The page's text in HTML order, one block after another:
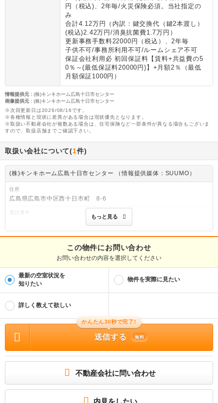
円（税込)、2年毎/火災保険必須。当社指定の
み
合計4.12万円（内訳：鍵交換代（鍵2本渡し）
(税込)2.42万円/消臭抗菌費1.7万円）
更新事務手数料22000円（税込）、2年毎
子供不可/事務所利用不可/ルームシェア不可
保証会社利用必 初回保証料【賃料+共益費の5
0％～(最低保証料20000円)】+月額2％（最低
月額保証1000円）
情報提供元 : (株)キンキホーム広島十日市センター
画像提供元 : (株)キンキホーム広島十日市センター
※次回更新日は2026/08/16です。
※各種情報と現状に差異がある場合は現状優先となります。
※取扱い不動産会社が複数ある場合は、住宅保険など一部条件が異なる場合もございま
すので、取扱店舗までご確認下さい。
取扱い会社について(1件)
(株)キンキホーム広島十日市センター （情報提供媒体：SUUMO）
住所
広島県広島市中区西十日市町 8-6
電話番号
免許番号
国土交通大臣(4)第7333号
仲介
物件管理番号
100518438626
※お問い合わせの際には、担当者へ物件管理番号をお伝えください。
物件の所在地 : 広島県広島市中区東白島町 / 交通の利便 : 広島高速交通アストラム
ライン/白島駅 歩4分、広島高速交通アストラムライン/城北駅 歩6分、広島電鉄白島
線/家庭裁判所前駅 歩6分 / 面積 : 39.17m² / 築年月 : 2005年09月 / 賃料 : 7.8万
円 / 管理費又は共益費等 : 6,000円 / 礼金等 : 2ヶ月 / 敷金 : 1ヶ月、保証金等 :
－、 償却、敷引 : － / 住宅総合保険等の損害保険料 : 1.68万円2年 / その他 : 巡回
管理/1年未満解約違約金1ヶ月/駐輪場(バイク可)/解約予告2カ月前/更新事務手数料2
代（鍵2本渡し）(税込)2.42万円/消臭抗菌費1.7万円） 更新事務手数料22000円
（税込）、2年毎 子供不可/事務所利用不可/ルームシェア不可 保証会社利用必 初回
保証料【賃料+共益費の50％～(最低保証料20000円)】+月額2％（最低月額保証100
0円） / 駐車場 : 無
もっと見る
この物件にお問い合わせ
お問い合わせの内容を選択してください
最新の空室状況を
知りたい
物件を実際に見たい
詳しく教えて欲しい
かんたん30秒で完了!
送信する 無料
不動産会社に問い合わせ